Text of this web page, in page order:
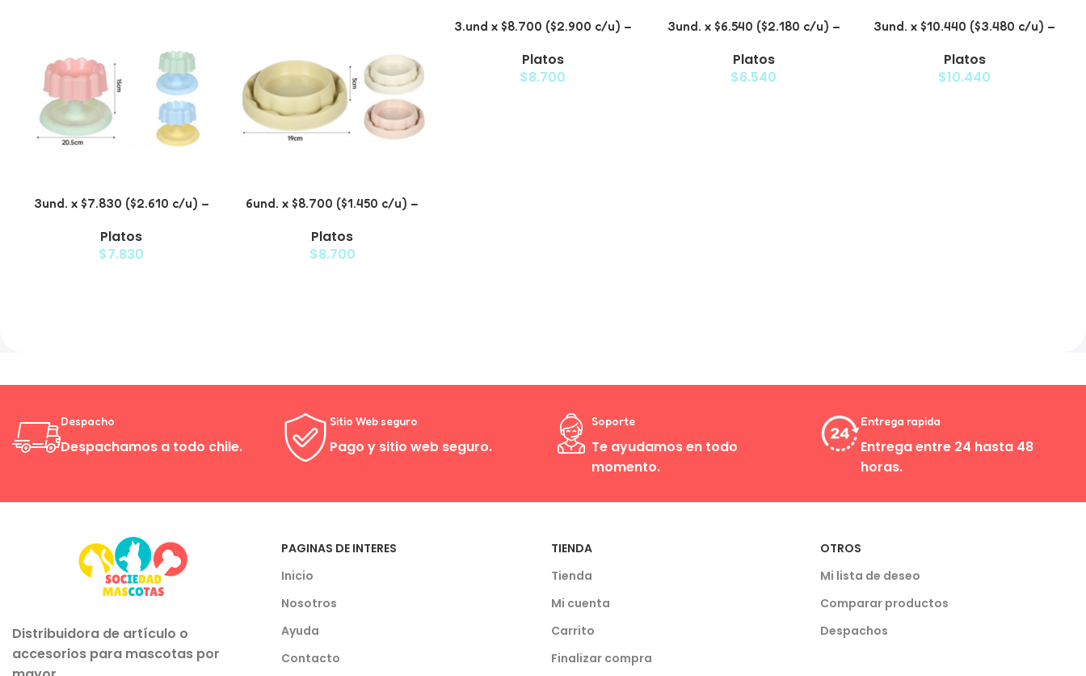
3und. x $7.830 ($2.610 c/u) –
Platos
$7.830
6und. x $8.700 ($1.450 c/u) –
Mascotas
Platos
$8.700
3.und x $8.700 ($2.900 c/u) –
Platos
$8.700
3und. x $6.540 ($2.180 c/u) –
con Diseño Decorativo
Platos
$6.540
3und. x $10.440 ($3.480 c/u) –
con Bowl de Acero
Platos
$10.440
Despacho
Despachamos a todo chile.
Sitio Web seguro
Pago y sitio web seguro.
Soporte
Te ayudamos en todo
momento.
Entrega rapida
Entrega entre 24 hasta 48
horas.
Distribuidora de artículo o
accesorios para mascotas por
PAGINAS DE INTERES
Inicio
Nosotros
Ayuda
Contacto
TIENDA
Tienda
Mi cuenta
Carrito
Finalizar compra
OTROS
Mi lista de deseo
Comparar productos
Despachos